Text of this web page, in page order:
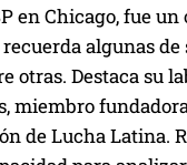
en Chicago, fue
algunas
Destaca su
de Lucha Latina.